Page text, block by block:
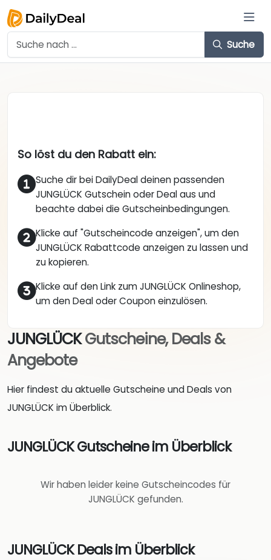
Suche
So löst du den Rabatt ein:
Suche dir bei DailyDeal deinen passenden
JUNGLÜCK Gutschein oder Deal aus und
beachte dabei die Gutscheinbedingungen.
Klicke auf "Gutscheincode anzeigen", um den
JUNGLÜCK Rabattcode anzeigen zu lassen und
zu kopieren.
Klicke auf den Link zum JUNGLÜCK Onlineshop,
um den Deal oder Coupon einzulösen.
JUNGLÜCKGutscheine, Deals &
Angebote
Hier findest du aktuelle Gutscheine und Deals von
JUNGLÜCK im Überblick.
JUNGLÜCK Gutscheine im Überblick
Wir haben leider keine Gutscheincodes für
JUNGLÜCK gefunden.
JUNGLÜCK Deals im Überblick